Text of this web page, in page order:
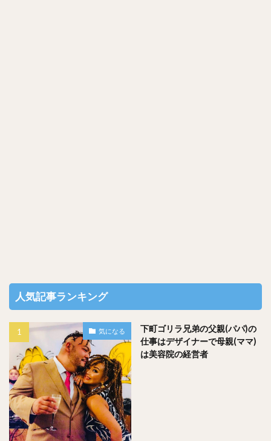
① ケアンズ空港（CNS）まで飛行機（約８
② ケアンズ空港（CNS） → クックタウン空港
（CTN）（約３０分）
近場に空港無いかなーと調べてみると２つ出てきた。
「Cooktown Airport」と「Lizard Island Airport」が一番近い
人気記事ランキング
気になる
下町ゴリラ兄弟の父親(パパ)の
仕事はデザイナーで母親(ママ)
は美容院の経営者